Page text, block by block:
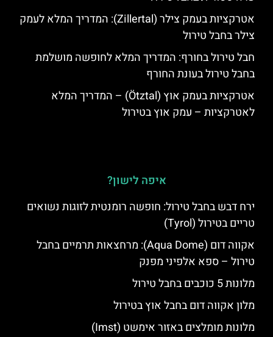
אטרקציות בעמק צילר (Zillertal): המדריך המלא לעמק
צילר בחבל טירול
חבל טירול בחורף: המדריך המלא לחופשה מושלמת
בחבל טירול בעונת החורף
אטרקציות בעמק אוץ (Ötztal) – המדריך המלא
לאטרקציות – עמק אוץ בטירול
איפה לישון?
ירח דבש בחבל טירול: חופשה רומנטית לזוגות נשואים
טריים בטירול (Tyrol)
אקווה דום (Aqua Dome): מרחצאות תרמיים בחבל
טירול – ספא אלפיני מפנק
מלונות 5 כוכבים בחבל טירול
מלון אקווה דום בחבל אוץ בטירול
מלונות מומלצים באזור אימשט (Imst)